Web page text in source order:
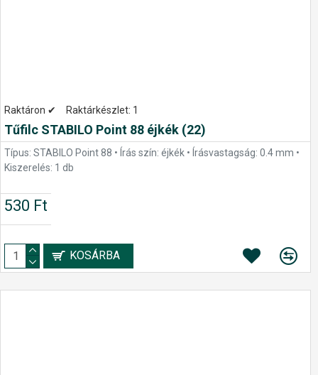
Raktáron ✔ Raktárkészlet: 1
Tűfilc STABILO Point 88 éjkék (22)
Típus: STABILO Point 88 • Írás szín: éjkék • Írásvastagság: 0.4 mm •
Kiszerelés: 1 db
530 Ft
KOSÁRBA